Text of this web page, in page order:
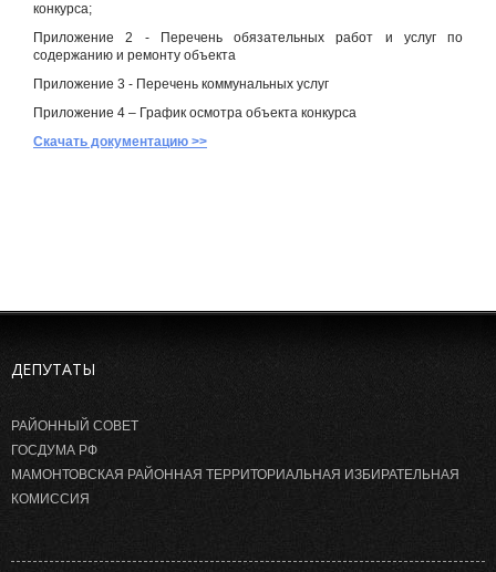
конкурса;
Приложение 2 - Перечень обязательных работ и услуг по
содержанию и ремонту объекта
Приложение 3 - Перечень коммунальных услуг
Приложение 4 – График осмотра объекта конкурса
Скачать документацию >>
ДЕПУТАТЫ
РАЙОННЫЙ СОВЕТ
ГОСДУМА РФ
МАМОНТОВСКАЯ РАЙОННАЯ ТЕРРИТОРИАЛЬНАЯ ИЗБИРАТЕЛЬНАЯ
КОМИССИЯ